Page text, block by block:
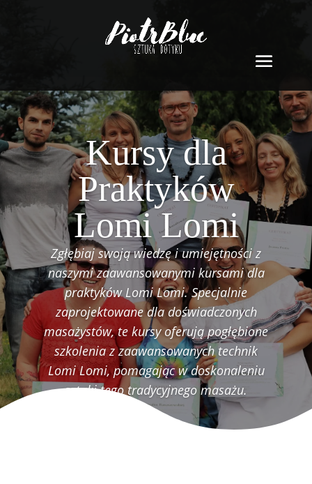
Kursy dla
Praktyków
Lomi Lomi
Zgłębiaj swoją wiedzę i umiejętności z
naszymi zaawansowanymi kursami dla
praktyków Lomi Lomi. Specjalnie
zaprojektowane dla doświadczonych
masażystów, te kursy oferują pogłębione
szkolenia z zaawansowanych technik
Lomi Lomi, pomagając w doskonaleniu
sztuki tego tradycyjnego masażu.